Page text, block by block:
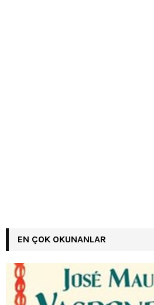
EN ÇOK OKUNANLAR